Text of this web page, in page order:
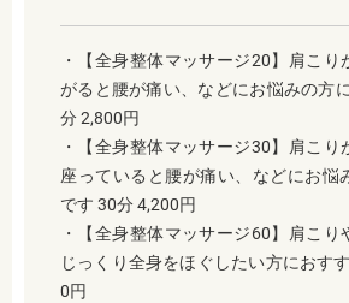
・【全身整体マッサージ20】肩こり
がると腰が痛い、などにお悩みの方
分 2,800円
・【全身整体マッサージ30】肩こり
座っていると腰が痛い、などにお悩
です 30分 4,200円
・【全身整体マッサージ60】肩こり
じっくり全身をほぐしたい方におす
0円